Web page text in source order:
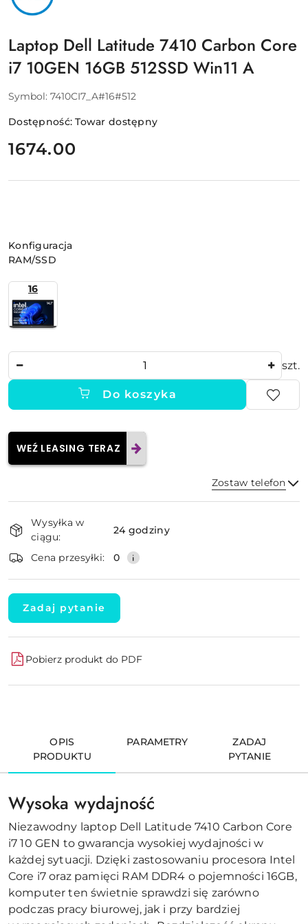
Laptop Dell Latitude 7410 Carbon Core
i7 10GEN 16GB 512SSD Win11 A
Symbol: 7410CI7_A#16#512
Dostępność:Towar dostępny
cena:
1674.00
Wariant
Konfiguracja
RAM/SSD
16
szt.
Do koszyka
WEŹ LEASING TERAZ
Zostaw telefon
i
dostawa
Wysyłka w
ciągu:
24 godziny
Cena przesyłki: 0
Zadaj pytanie
Pobierz produkt do PDF
OPIS
PRODUKTU
PARAMETRY
ZADAJ
PYTANIE
Wysoka wydajność
Niezawodny laptop Dell Latitude 7410 Carbon Core
i7 10 GEN to gwarancja wysokiej wydajności w
każdej sytuacji. Dzięki zastosowaniu procesora Intel
Core i7 oraz pamięci RAM DDR4 o pojemności 16GB,
komputer ten świetnie sprawdzi się zarówno
podczas pracy biurowej, jak i przy bardziej